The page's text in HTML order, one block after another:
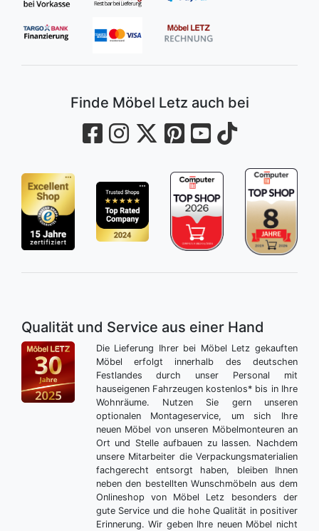
Finde Möbel Letz auch bei
Qualität und Service aus einer Hand
Die Lieferung Ihrer bei Möbel Letz gekauften
Möbel erfolgt innerhalb des deutschen
Festlandes durch unser Personal mit
hauseigenen Fahrzeugen kostenlos* bis in Ihre
Wohnräume. Nutzen Sie gern unseren
optionalen Montageservice, um sich Ihre
neuen Möbel von unseren Möbelmonteuren an
Ort und Stelle aufbauen zu lassen. Nachdem
unsere Mitarbeiter die Verpackungsmaterialien
fachgerecht entsorgt haben, bleiben Ihnen
neben den bestellten Wunschmöbeln aus dem
Onlineshop von Möbel Letz besonders der
gute Service und die hohe Qualität in positiver
Erinnerung. Wir geben Ihre neuen Möbel nicht